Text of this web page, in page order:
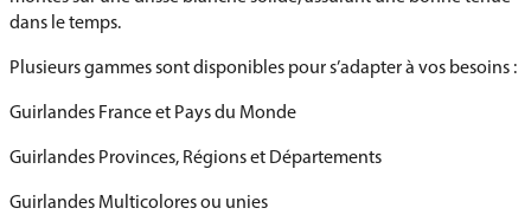
dans le temps.
Plusieurs gammes sont disponibles pour s’adapter à vos besoins :
Guirlandes France et Pays du Monde
Guirlandes Provinces, Régions et Départements
Guirlandes Multicolores ou unies